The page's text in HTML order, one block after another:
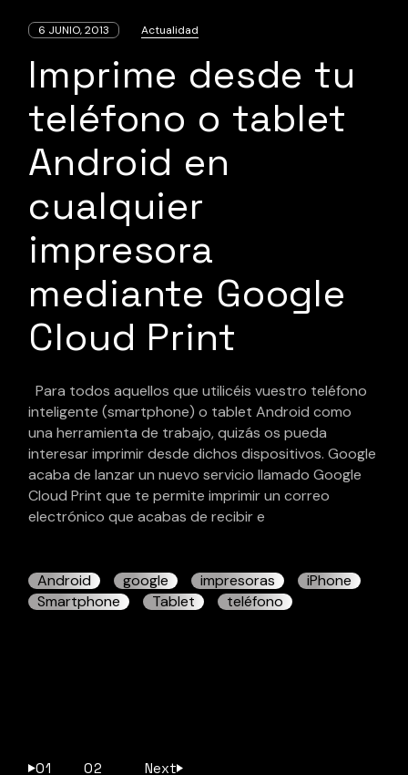
6 JUNIO, 2013 Actualidad
Imprime desde tu
teléfono o tablet
Android en
cualquier
impresora
mediante Google
Cloud Print
Para todos aquellos que utilicéis vuestro teléfono
inteligente (smartphone) o tablet Android como
una herramienta de trabajo, quizás os pueda
interesar imprimir desde dichos dispositivos. Google
acaba de lanzar un nuevo servicio llamado Google
Cloud Print que te permite imprimir un correo
electrónico que acabas de recibir e
Android google impresoras
iPhone
Smartphone
Tablet teléfono
01 02 Next